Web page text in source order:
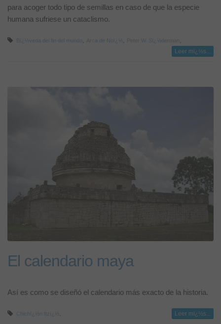
para acoger todo tipo de semillas en caso de que la especie
humana sufriese un cataclismo.
Bï¿½veda del fin del mundo Arca de Noï¿½ Peter W. Sï¿½derman
Leer mï¿½s...
El calendario maya
Así es como se diseñó el calendario más exacto de la historia.
Chichï¿½n Itzï¿½ , Leer mï¿½s...